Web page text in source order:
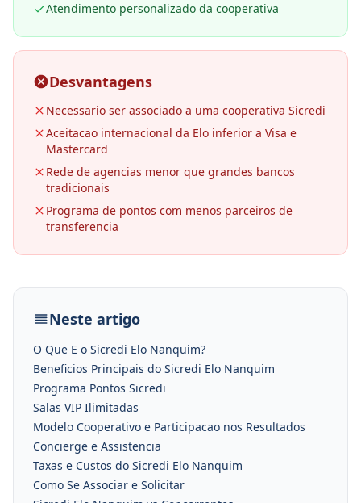
Atendimento personalizado da cooperativa
Desvantagens
Necessario ser associado a uma cooperativa Sicredi
Aceitacao internacional da Elo inferior a Visa e
Mastercard
Rede de agencias menor que grandes bancos
tradicionais
Programa de pontos com menos parceiros de
transferencia
Neste artigo
O Que E o Sicredi Elo Nanquim?
Beneficios Principais do Sicredi Elo Nanquim
Programa Pontos Sicredi
Salas VIP Ilimitadas
Modelo Cooperativo e Participacao nos Resultados
Concierge e Assistencia
Taxas e Custos do Sicredi Elo Nanquim
Como Se Associar e Solicitar